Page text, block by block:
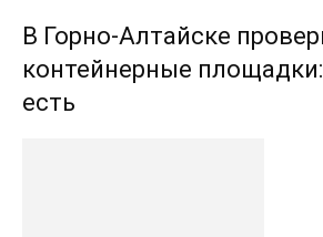
В Горно-Алтайске
контейнерные
есть